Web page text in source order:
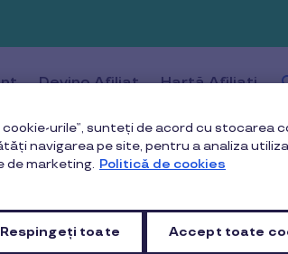
Devino Afiliat Hartă Afiliați
Cuprins
urile”, sunteți de acord cu stocarea
navigarea pe site, pentru a analiza
de marketing. Politică de cookies
Respingeți toate Accept toate